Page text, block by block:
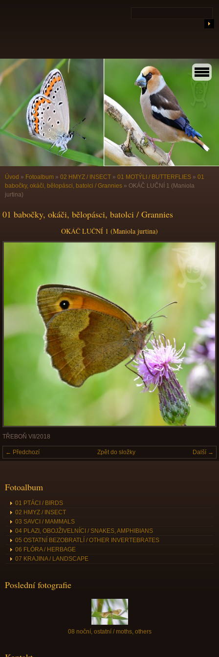
Úvod » Fotoalbum » 02 HMYZ / INSECT » 01 MOTÝLI / BUTTERFLIES » 01
babočky, okáči, bělopásci, batolci / Grannies » OKÁČ LUČNÍ 1 (Maniola
jurtina)
01 babočky, okáči, bělopásci, batolci / Grannies
OKÁČ LUČNÍ 1 (Maniola jurtina)
TŘEBOŇ VII/2018
← Předchozí Další →
Zpět do složky
Fotoalbum
01 PTÁCI / BIRDS
02 HMYZ / INSECT
03 SAVCI / MAMMALS
04 PLAZI, OBOJŽIVELNÍCI / SNAKES, AMPHIBIANS
05 OSTATNÍ BEZOBRATLÍ / OTHER INVERTEBRATES
06 FLÓRA / HERBAGE
07 KRAJINA / LANDSCAPE
Poslední fotografie
08 noční, ostatní / moths, others